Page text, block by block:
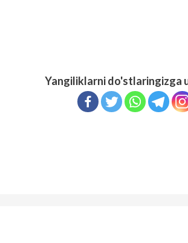
Yangiliklarni do'stlaringizga